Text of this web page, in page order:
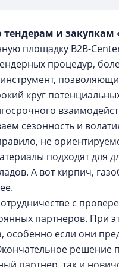
и закупкам
площадку B2B-
процедур,
круг
сезонность и
не
подходят для
А вот кирпич,
с
партнеров. При
особенно если они
решение